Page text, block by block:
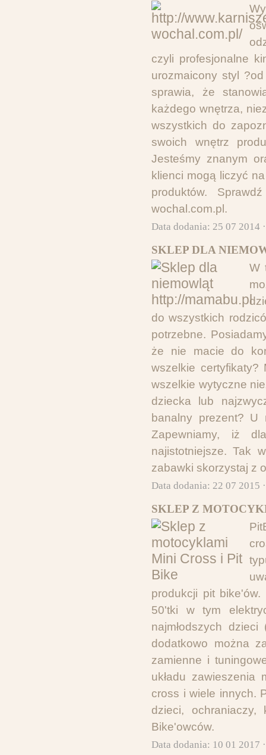
czyli profesjonalne
urozmaicony styl
sprawia, że
każdego wnętrza,
wszystkich do
swoich wnętrz
Jesteśmy znanym
klienci mogą liczyć
produktów.
wochal.com.pl.
Data dodania: 25 07 2014
SKLEP DLA
W
do wszystkich
potrzebne.
że nie macie do
wszelkie certyfikaty?
wszelkie wytyczne
dziecka lub
banalny prezent?
Zapewniamy, iż
najistotniejsze. Tak
zabawki skorzystaj z
Data dodania: 22 07 2015
SKLEP Z
produkcji pit
50'tki w tym
najmłodszych
dodatkowo można
zamienne i
układu zawieszenia
cross i wiele innych.
dzieci,
Bike'owców.
Data dodania: 10 01 2017